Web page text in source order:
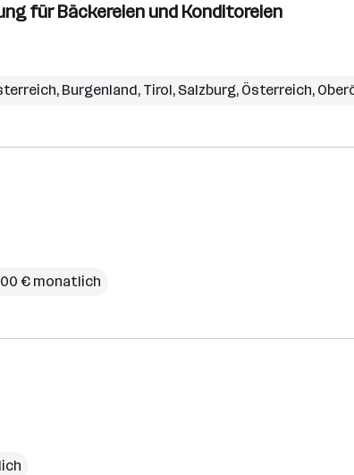
für Bäckereien und Konditoreien
, Burgenland, Tirol, Salzburg, Österreich,
€ monatlich